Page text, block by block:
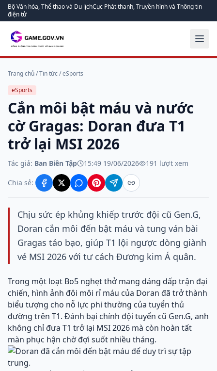
Bộ Văn hóa, Thể thao và Du lịchCục Phát thanh, Truyền hình và Thông tin
điện tử
Trang chủ/Tin tức/eSports
eSports
Cắn môi bật máu và nước
cờ Gragas: Doran đưa T1
trở lại MSI 2026
Tác giả: Ban Biên Tập 15:49 19/06/2026 191 lượt xem
Chia sẻ:
Chịu sức ép khủng khiếp trước đội cũ Gen.G,
Doran cắn môi đến bật máu và tung ván bài
Gragas táo bạo, giúp T1 lội ngược dòng giành
vé MSI 2026 với tư cách Đương kim Á quân.
Trong một loạt Bo5 nghẹt thở mang dáng dấp trận đại
chiến, hình ảnh đôi môi rỉ máu của Doran đã trở thành
biểu tượng cho nỗ lực phi thường của tuyển thủ
đường trên T1. Đánh bại chính đội tuyển cũ Gen.G, anh
không chỉ đưa T1 trở lại MSI 2026 mà còn hoàn tất
màn phục hận chờ đợi suốt nhiều tháng.